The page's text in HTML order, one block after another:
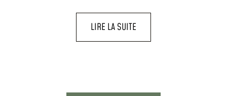
LIRE LA SUITE